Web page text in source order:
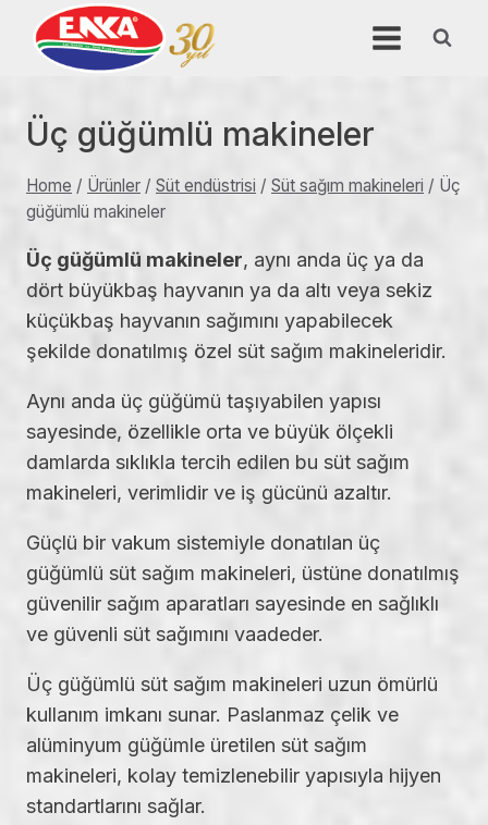
content
Üç güğümlü makineler
Home / Ürünler / Süt endüstrisi / Süt sağım makineleri / Üç
güğümlü makineler
Üç güğümlü makineler, aynı anda üç ya da
dört büyükbaş hayvanın ya da altı veya sekiz
küçükbaş hayvanın sağımını yapabilecek
şekilde donatılmış özel süt sağım makineleridir.
Aynı anda üç güğümü taşıyabilen yapısı
sayesinde, özellikle orta ve büyük ölçekli
damlarda sıklıkla tercih edilen bu süt sağım
makineleri, verimlidir ve iş gücünü azaltır.
Güçlü bir vakum sistemiyle donatılan üç
güğümlü süt sağım makineleri, üstüne donatılmış
güvenilir sağım aparatları sayesinde en sağlıklı
ve güvenli süt sağımını vaadeder.
Üç güğümlü süt sağım makineleri uzun ömürlü
kullanım imkanı sunar. Paslanmaz çelik ve
alüminyum güğümle üretilen süt sağım
makineleri, kolay temizlenebilir yapısıyla hijyen
standartlarını sağlar.